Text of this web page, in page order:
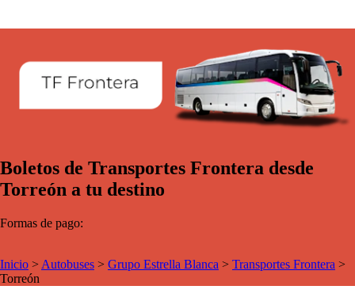
Boletos de Transportes Frontera desde
Torreón a tu destino
Formas de pago:
Inicio > Autobuses > Grupo Estrella Blanca > Transportes Frontera >
Torreón